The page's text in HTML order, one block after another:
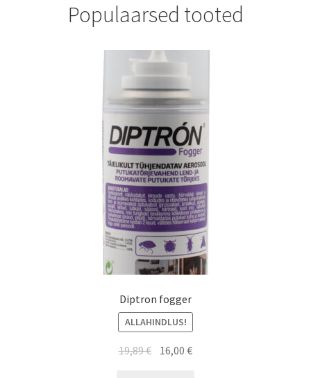
Populaarsed tooted
Diptron fogger
ALLAHINDLUS!
19,89€ 16,00€